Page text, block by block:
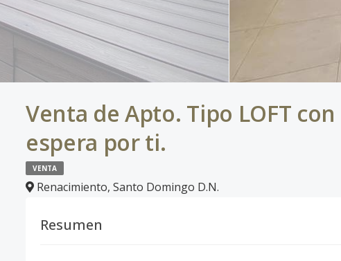
Venta de Apto. Tipo LOFT
espera por ti.
VENTA
Renacimiento, Santo Domingo D.N.
Resumen